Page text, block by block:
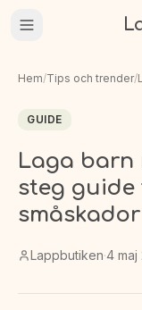
Hem/Tips och trender/
GUIDE
Laga barn
steg
småskador
Lappbutiken·4 maj